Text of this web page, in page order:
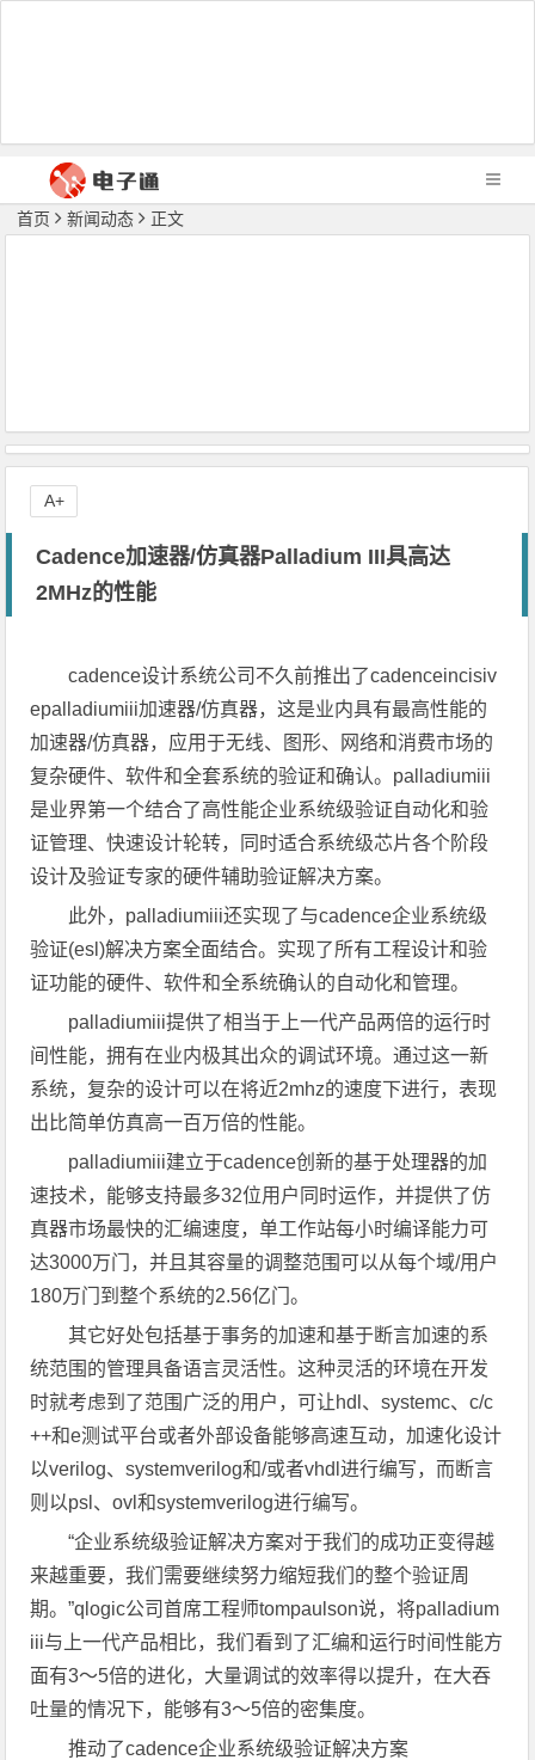
首页 新闻动态 正文
Cadence加速器/仿真器Palladium III具高达
2MHz的性能
cadence设计系统公司不久前推出了cadenceincisiv
epalladiumiii加速器/仿真器，这是业内具有最高性能的
加速器/仿真器，应用于无线、图形、网络和消费市场的
复杂硬件、软件和全套系统的验证和确认。palladiumiii
是业界第一个结合了高性能企业系统级验证自动化和验
证管理、快速设计轮转，同时适合系统级芯片各个阶段
设计及验证专家的硬件辅助验证解决方案。
此外，palladiumiii还实现了与cadence企业系统级
验证(esl)解决方案全面结合。实现了所有工程设计和验
证功能的硬件、软件和全系统确认的自动化和管理。
palladiumiii提供了相当于上一代产品两倍的运行时
间性能，拥有在业内极其出众的调试环境。通过这一新
系统，复杂的设计可以在将近2mhz的速度下进行，表现
出比简单仿真高一百万倍的性能。
palladiumiii建立于cadence创新的基于处理器的加
速技术，能够支持最多32位用户同时运作，并提供了仿
真器市场最快的汇编速度，单工作站每小时编译能力可
达3000万门，并且其容量的调整范围可以从每个域/用户
180万门到整个系统的2.56亿门。
其它好处包括基于事务的加速和基于断言加速的系
统范围的管理具备语言灵活性。这种灵活的环境在开发
时就考虑到了范围广泛的用户，可让hdl、systemc、c/c
++和e测试平台或者外部设备能够高速互动，加速化设计
以verilog、systemverilog和/或者vhdl进行编写，而断言
则以psl、ovl和systemverilog进行编写。
“企业系统级验证解决方案对于我们的成功正变得越
来越重要，我们需要继续努力缩短我们的整个验证周
期。”qlogic公司首席工程师tompaulson说，将palladium
iii与上一代产品相比，我们看到了汇编和运行时间性能方
面有3～5倍的进化，大量调试的效率得以提升，在大吞
吐量的情况下，能够有3～5倍的密集度。
推动了cadence企业系统级验证解决方案
A+